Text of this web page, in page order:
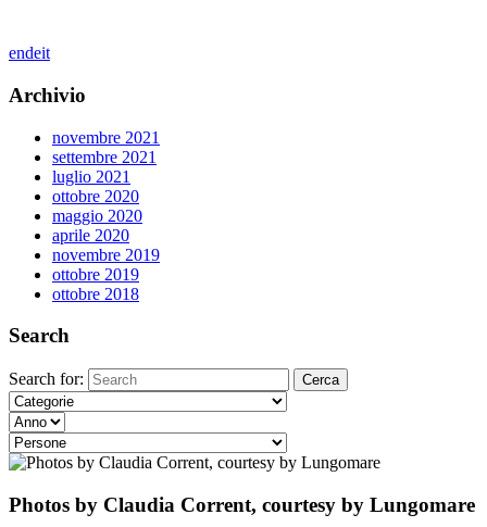
endeit
Archivio
novembre 2021
settembre 2021
luglio 2021
ottobre 2020
maggio 2020
aprile 2020
novembre 2019
ottobre 2019
ottobre 2018
Search
Search for:
Photos by Claudia Corrent, courtesy by Lungomare